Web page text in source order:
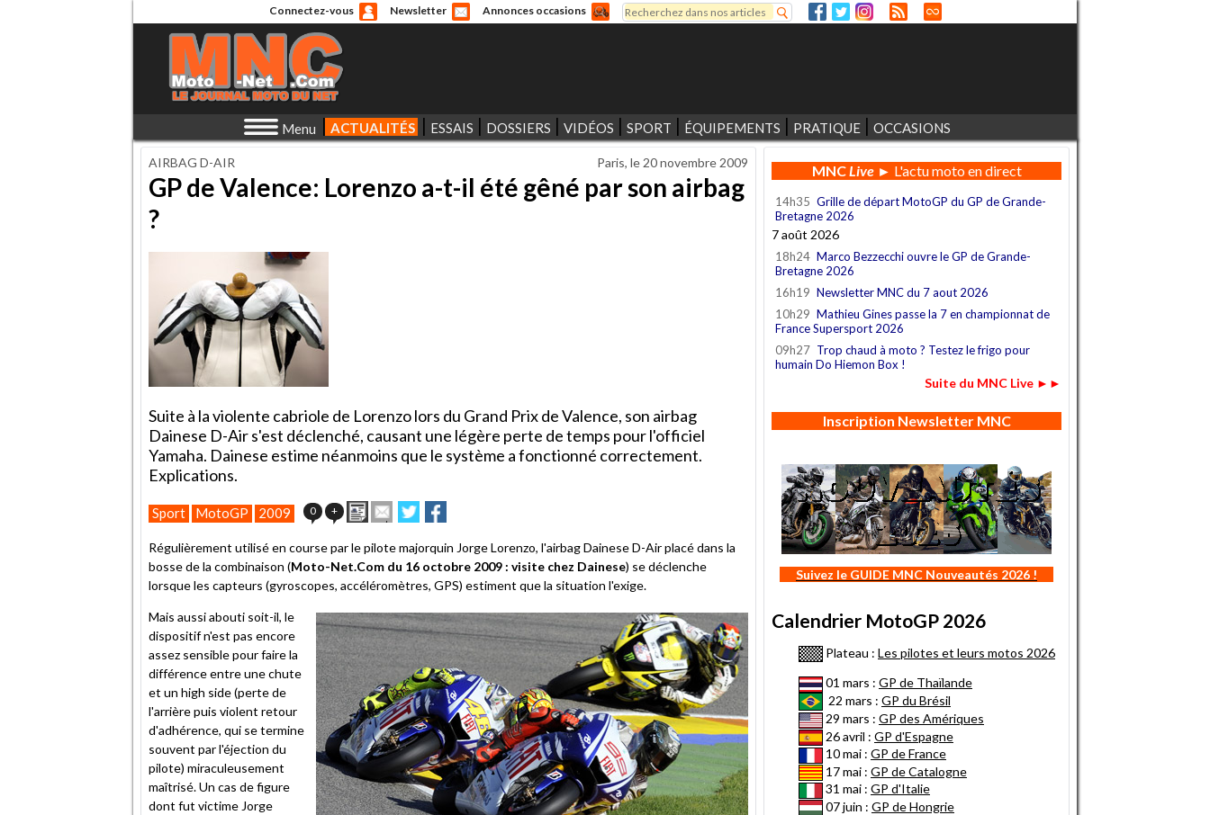
Connectez-vous Newsletter Annonces occasions
Formulaire de recherche
Rechercher
Menu ACTUALITÉS ESSAIS DOSSIERS VIDÉOS SPORT ÉQUIPEMENTS PRATIQUE OCCASIONS
AIRBAG D-AIR Paris, le 20 novembre 2009
GP de Valence: Lorenzo a-t-il été gêné par son airbag
?
Suite à la violente cabriole de Lorenzo lors du Grand Prix de Valence, son airbag
Dainese D-Air s'est déclenché, causant une légère perte de temps pour l'officiel
Yamaha. Dainese estime néanmoins que le système a fonctionné correctement.
Explications.
Sport MotoGP 2009 0 + ImprimerEnvoyer
cet
à
un
ami
Partager
sur
sur
Régulièrement utilisé en course par le pilote majorquin Jorge Lorenzo, l'airbag Dainese D-Air placé dans la
bosse de la combinaison (Moto-Net.Com du 16 octobre 2009 : visite chez Dainese) se déclenche
lorsque les capteurs (gyroscopes, accéléromètres, GPS) estiment que la situation l'exige.
Mais aussi abouti soit-il, le
dispositif n'est pas encore
assez sensible pour faire la
différence entre une chute
et un high side (perte de
l'arrière puis violent retour
d'adhérence, qui se termine
souvent par l'éjection du
pilote) miraculeusement
maîtrisé. Un cas de figure
dont fut victime Jorge
MNCLive► L'actu moto en direct
14h35 Grille de départ MotoGP du GP de Grande-
Bretagne 2026
7 août 2026
18h24 Marco Bezzecchi ouvre le GP de Grande-
Bretagne 2026
16h19 Newsletter MNC du 7 aout 2026
10h29 Mathieu Gines passe la 7 en championnat de
France Supersport 2026
09h27 Trop chaud à moto ? Testez le frigo pour
humain Do Hiemon Box !
Suite du MNC Live ►►
Inscription Newsletter MNC
Suivez le GUIDE MNC Nouveautés 2026 !
Calendrier MotoGP 2026
Plateau : Les pilotes et leurs motos 2026
01 mars : GP de Thaïlande
22 mars : GP du Brésil
29 mars : GP des Amériques
26 avril : GP d'Espagne
10 mai : GP de France
17 mai : GP de Catalogne
31 mai : GP d'Italie
07 juin : GP de Hongrie